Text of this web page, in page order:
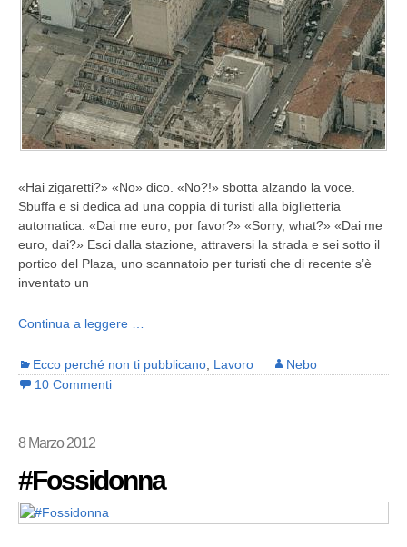
«Hai zigaretti?» «No» dico. «No?!» sbotta alzando la voce.
Sbuffa e si dedica ad una coppia di turisti alla biglietteria
automatica. «Dai me euro, por favor?» «Sorry, what?» «Dai me
euro, dai?» Esci dalla stazione, attraversi la strada e sei sotto il
portico del Plaza, uno scannatoio per turisti che di recente s’è
inventato un
Continua a leggere …
Ecco perché non ti pubblicano Lavoro
Nebo
10 Commenti
8 Marzo 2012
#Fossidonna